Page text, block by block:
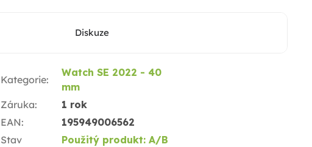
Diskuze
Kategorie:
Watch SE 2022 - 40
mm
Záruka:
1 rok
EAN:
195949006562
Stav
Použitý produkt: A/B